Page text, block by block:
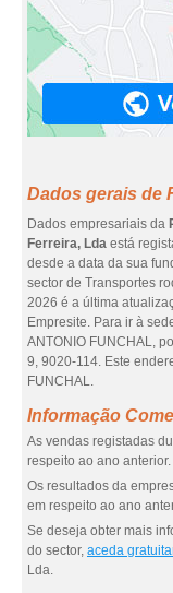
Dados gerais de
Dados empresariais da
Ferreira, Lda está
desde a data da sua
sector de Transportes
2026 é a última
Empresite. Para ir à
ANTONIO FUNCHAL,
9, 9020-114. Este
FUNCHAL.
Informação
As vendas registadas
respeito ao ano anterior.
Os resultados da
em respeito ao ano
Se deseja obter mais
do sector, aceda
Lda.